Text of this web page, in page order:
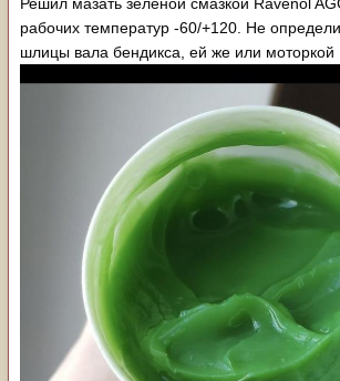
рабочих температур -60/+120. Не
шлицы вала бендикса, ей же или моторкой